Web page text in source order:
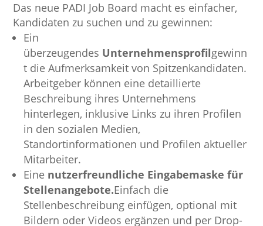
Das neue PADI Job Board macht es einfacher,
Kandidaten zu suchen und zu gewinnen:
Ein
überzeugendes Unternehmensprofilgewinn
t die Aufmerksamkeit von Spitzenkandidaten.
Arbeitgeber können eine detaillierte
Beschreibung ihres Unternehmens
hinterlegen, inklusive Links zu ihren Profilen
in den sozialen Medien,
Standortinformationen und Profilen aktueller
Mitarbeiter.
Eine nutzerfreundliche Eingabemaske für
Stellenangebote.Einfach die
Stellenbeschreibung einfügen, optional mit
Bildern oder Videos ergänzen und per Drop-